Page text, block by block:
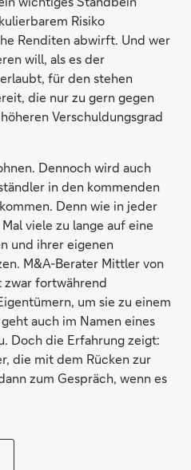
Risiko
Renditen abwirft. Und wer
will, als es der
für den stehen
die nur zu gern gegen
Verschuldungsgrad
Dennoch wird auch
in den kommenden
Denn wie in jeder
viele zu lange auf eine
und ihrer eigenen
M&A-Berater Mittler von
zwar fortwährend
um sie zu einem
auch im Namen eines
Doch die Erfahrung zeigt:
die mit dem Rücken zur
zum Gespräch, wenn es